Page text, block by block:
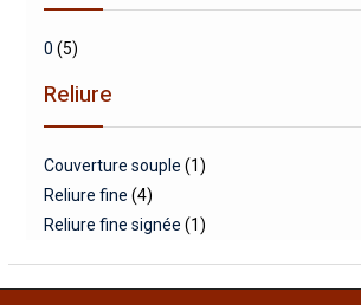
0 (5)
Reliure
Couverture souple (1)
Reliure fine (4)
Reliure fine signée (1)